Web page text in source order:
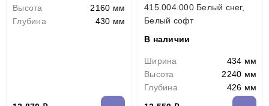
Высота
2160 мм
Глубина
430 мм
415.004.000 Белый снег,
Белый софт
В наличии
Ширина
434 мм
Высота
2240 мм
Глубина
426 мм